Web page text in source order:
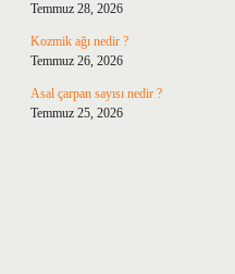
Temmuz 28, 2026
Kozmik ağı nedir ?
Temmuz 26, 2026
Asal çarpan sayısı nedir ?
Temmuz 25, 2026